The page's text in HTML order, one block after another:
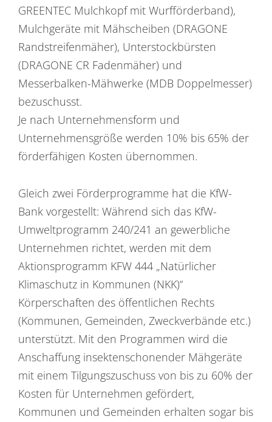
GREENTEC Mulchkopf mit Wurfförderband),
Mulchgeräte mit Mähscheiben (DRAGONE
Randstreifenmäher), Unterstockbürsten
(DRAGONE CR Fadenmäher) und
Messerbalken-Mähwerke (MDB Doppelmesser)
bezuschusst.
Je nach Unternehmensform und
Unternehmensgröße werden 10% bis 65% der
förderfähigen Kosten übernommen.
Gleich zwei Förderprogramme hat die KfW-
Bank vorgestellt: Während sich das KfW-
Umweltprogramm 240/241 an gewerbliche
Unternehmen richtet, werden mit dem
Aktionsprogramm KFW 444 „Natürlicher
Klimaschutz in Kommunen (NKK)“
Körperschaften des öffentlichen Rechts
(Kommunen, Gemeinden, Zweckverbände etc.)
unterstützt. Mit den Programmen wird die
Anschaffung insektenschonender Mähgeräte
mit einem Tilgungszuschuss von bis zu 60% der
Kosten für Unternehmen gefördert,
Kommunen und Gemeinden erhalten sogar bis